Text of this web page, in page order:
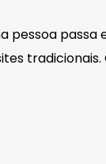
pessoa